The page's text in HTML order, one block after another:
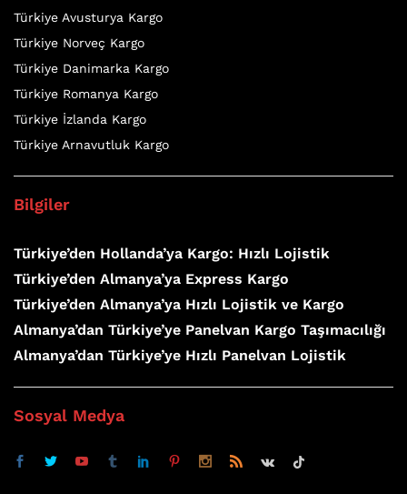
Türkiye Avusturya Kargo
Türkiye Norveç Kargo
Türkiye Danimarka Kargo
Türkiye Romanya Kargo
Türkiye İzlanda Kargo
Türkiye Arnavutluk Kargo
Bilgiler
Türkiye’den Hollanda’ya Kargo: Hızlı Lojistik
Türkiye’den Almanya’ya Express Kargo
Türkiye’den Almanya’ya Hızlı Lojistik ve Kargo
Almanya’dan Türkiye’ye Panelvan Kargo Taşımacılığı
Almanya’dan Türkiye’ye Hızlı Panelvan Lojistik
Sosyal Medya